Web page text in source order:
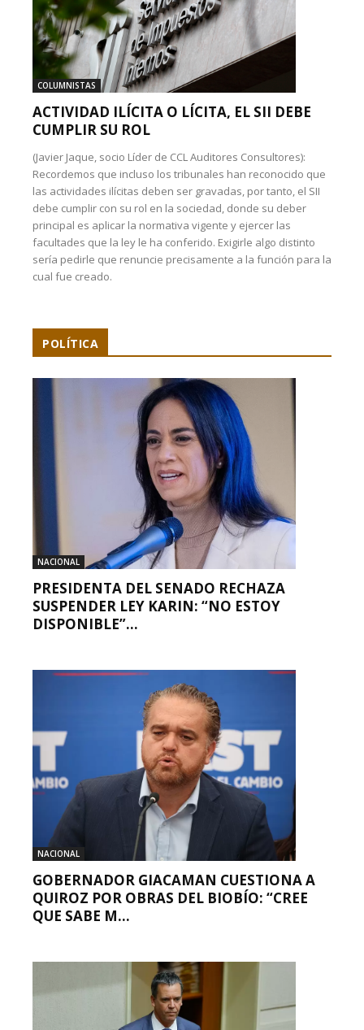
COLUMNISTAS
ACTIVIDAD ILÍCITA O LÍCITA, EL SII DEBE
CUMPLIR SU ROL
(Javier Jaque, socio Líder de CCL Auditores Consultores):
Recordemos que incluso los tribunales han reconocido que
las actividades ilícitas deben ser gravadas, por tanto, el SII
debe cumplir con su rol en la sociedad, donde su deber
principal es aplicar la normativa vigente y ejercer las
facultades que la ley le ha conferido. Exigirle algo distinto
sería pedirle que renuncie precisamente a la función para la
cual fue creado.
POLÍTICA
NACIONAL
PRESIDENTA DEL SENADO RECHAZA
SUSPENDER LEY KARIN: “NO ESTOY
DISPONIBLE”...
NACIONAL
GOBERNADOR GIACAMAN CUESTIONA A
QUIROZ POR OBRAS DEL BIOBÍO: “CREE
QUE SABE M...